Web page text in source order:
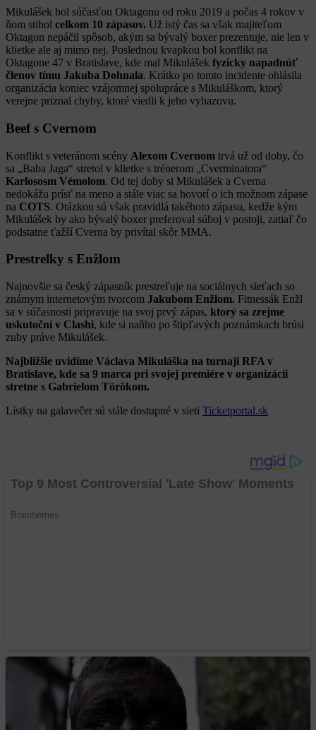
Mikulášek bol súčasťou Oktagonu od roku 2019 a počas 4 rokov v
ňom stihol celkom 10 zápasov. Už istý čas sa však majiteľom
Oktagon nepáčil spôsob, akým sa bývalý boxer prezentuje, nie len v
klietke ale aj mimo nej. Poslednou kvapkou bol konflikt na
Oktagone 47 v Bratislave, kde mal Mikulášek fyzicky napadnúť
členov tímu Jakuba Dohnala. Krátko po tomto incidente ohlásila
organizácia koniec vzájomnej spolupráce s Mikuláškom, ktorý
verejne priznal chyby, ktoré viedli k jeho vyhazovu.
Beef s Cvernom
Konflikt s veteránom scény Alexom Cvernom trvá už od doby, čo
sa „Baba Jaga“ stretol v klietke s trénerom „Cverminatora“
Karlososm Vémolom. Od tej doby si Mikulášek a Cverna
nedokážu prísť na meno a stále viac sa hovorí o ich možnom zápase
na COTS. Otázkou sú však pravidlá takéhoto zápasu, kedže kým
Mikulášek by ako bývalý boxer preferoval súboj v postoji, zatiaľ čo
podstatne ťažší Cverna by privítal skôr MMA.
Prestrelky s Enžlom
Najnovšie sa český zápasník prestreľuje na sociálnych sieťach so
známym internetovým tvorcom Jakubom Enžlom. Fitnessák Enžl
sa v súčasnosti pripravuje na svoj prvý zápas, ktorý sa zrejme
uskutoční v Clashi, kde si naňho po štipľavých poznámkach brúsi
zuby práve Mikulášek.
Najbližšie uvidíme Václava Mikuláška na turnaji RFA v
Bratislave, kde sa 9 marca pri svojej premiére v organizácii
stretne s Gabrielom Törökom.
Lístky na galavečer sú stále dostupné v sieti Ticketportal.sk